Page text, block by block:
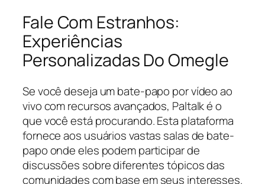
Fale Com Estranhos:
Experiências
Personalizadas Do Omegle
Se você deseja um bate-papo por vídeo ao
vivo com recursos avançados, Paltalk é o
que você está procurando. Esta plataforma
fornece aos usuários vastas salas de bate-
papo onde eles podem participar de
discussões sobre diferentes tópicos das
comunidades com base em seus interesses.